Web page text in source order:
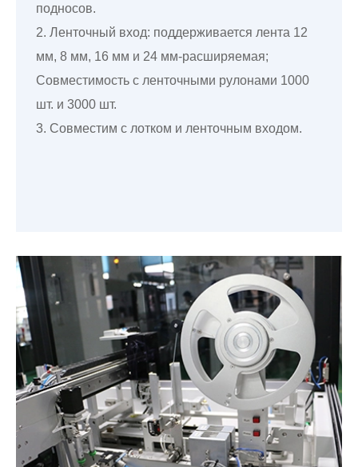
подносов.
2. Ленточный вход: поддерживается лента 12
мм, 8 мм, 16 мм и 24 мм-расширяемая;
Совместимость с ленточными рулонами 1000
шт. и 3000 шт.
3. Совместим с лотком и ленточным входом.